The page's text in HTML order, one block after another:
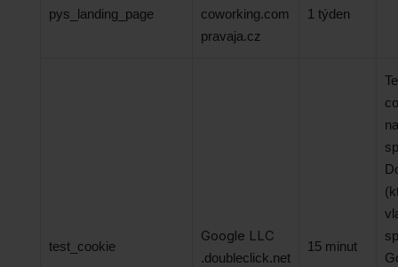
pys_landing_page
coworking.com
pravaja.cz
1 týden
test_cookie
Google LLC
.doubleclick.net
15 minut